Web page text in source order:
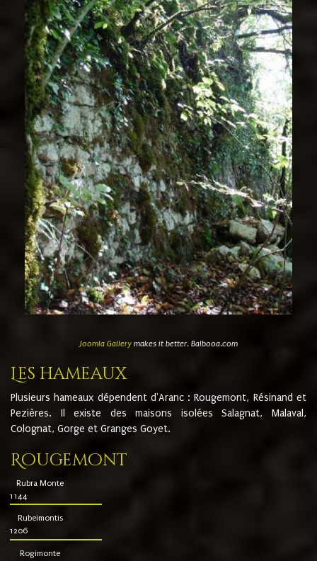
Joomla Gallerymakes it better. Balbooa.com
Les hameaux
Plusieurs hameaux dépendent d'Aranc : Rougemont, Résinand et
Pezières. Il existe des maisons isolées Salagnat, Malaval,
Colognat, Gorge et Granges Goyet.
Rougemont
Rubra Monte
1144
Rubeimontis
1206
Rogimonte